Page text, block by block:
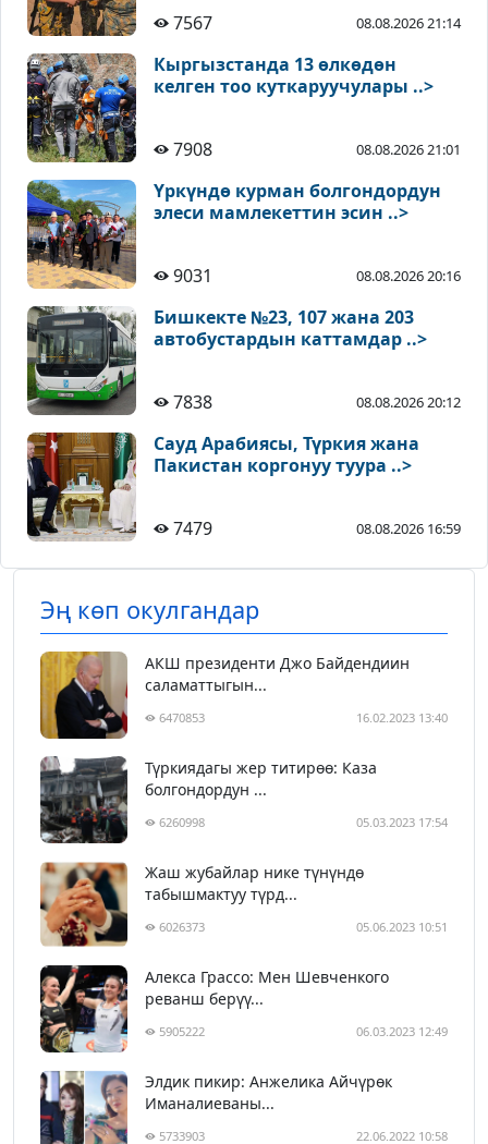
7567
08.08.2026 21:14
Кыргызстанда 13 өлкөдөн
келген тоо куткаруучулары ..>
7908 08.08.2026 21:01
Үркүндө курман болгондордун
элеси мамлекеттин эсин ..>
9031 08.08.2026 20:16
Бишкекте №23, 107 жана 203
автобустардын каттамдар ..>
7838 08.08.2026 20:12
Сауд Арабиясы, Түркия жана
Пакистан коргонуу туура ..>
7479 08.08.2026 16:59
Эң көп окулгандар
АКШ президенти Джо Байдендиин
саламаттыгын...
6470853 16.02.2023 13:40
Түркиядагы жер титирөө: Каза
болгондордун ...
6260998 05.03.2023 17:54
Жаш жубайлар нике түнүндө
табышмактуу түрд...
6026373 05.06.2023 10:51
Алекса Грассо: Мен Шевченкого
реванш берүү...
5905222 06.03.2023 12:49
Элдик пикир: Анжелика Айчүрөк
Иманалиеваны...
5733903 22.06.2022 10:58